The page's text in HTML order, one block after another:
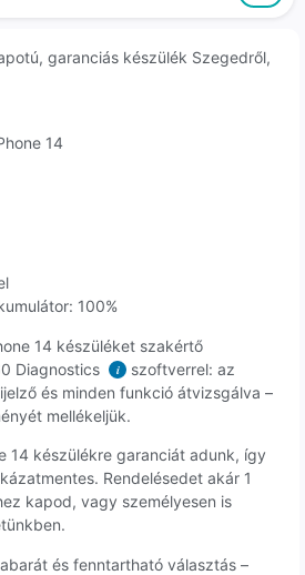
garanciás készülék Szegedről,
14
100%
14 készüléket szakértő
Diagnostics
i
szoftverrel: az
és minden funkció átvizsgálva –
mellékeljük.
14 készülékre garanciát adunk, így
Rendelésedet akár 1
kapod, vagy személyesen is
és fenntartható választás –